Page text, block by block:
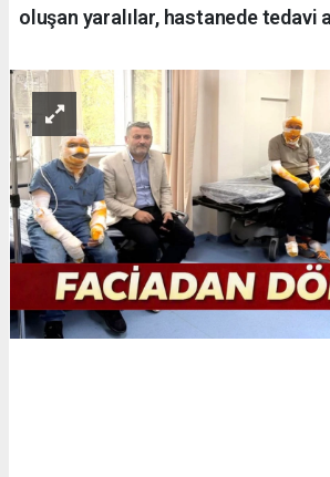
oluşan yaralılar, hastanede tedavi